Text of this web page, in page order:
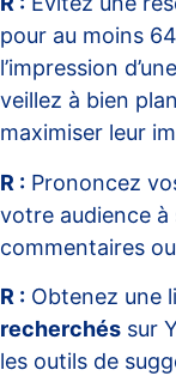
pour au moins
l’impression
veillez à bien
maximiser leur
R : Prononcez
votre audience à
commentaires
R : Obtenez une
recherchés sur
les outils de